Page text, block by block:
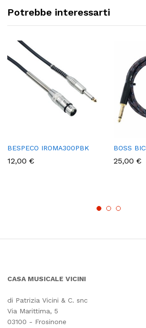
Potrebbe interessarti
BESPECO IROMA300PBK
12,00 €
BOSS
25,00 €
CASA MUSICALE VICINI
di Patrizia Vicini & C. snc
Via Marittima, 5
03100 - Frosinone